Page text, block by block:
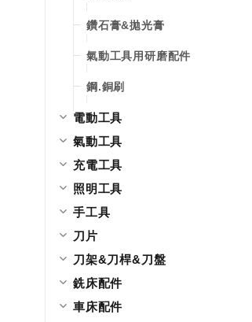
鑽石膏&拋光膏
氣動工具用研磨配件
鋼.銅刷
電動工具
氣動工具
充電工具
照明工具
手工具
刀片
刀架&刀桿&刀盤
銑床配件
車床配件